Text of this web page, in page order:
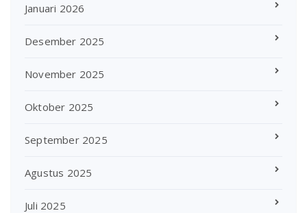
Januari 2026
Desember 2025
November 2025
Oktober 2025
September 2025
Agustus 2025
Juli 2025